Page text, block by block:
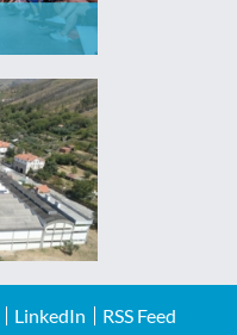
LinkedIn RSS Feed